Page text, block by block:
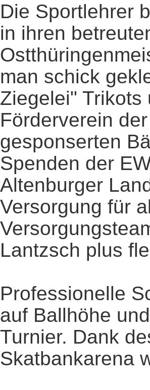
Die Sportlehrer
in ihren
man schick
Ziegelei" Trikots
Förderverein
gesponserten
Spenden der
Altenburger
Versorgung für
Lantzsch plus
Professionelle
auf Ballhöhe
Turnier. Dank
Skatbankarena